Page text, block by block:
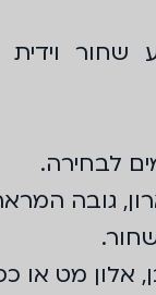
שחור
לבחירה.
המראה 60
אלון מט או